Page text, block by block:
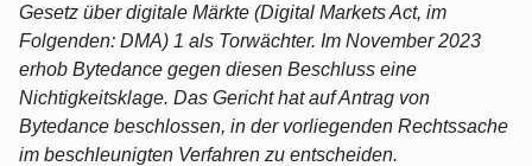
Gesetz über digitale Märkte (Digital Markets Act, im
Folgenden: DMA) 1 als Torwächter. Im November 2023
erhob Bytedance gegen diesen Beschluss eine
Nichtigkeitsklage. Das Gericht hat auf Antrag von
Bytedance beschlossen, in der vorliegenden Rechtssache
im beschleunigten Verfahren zu entscheiden.